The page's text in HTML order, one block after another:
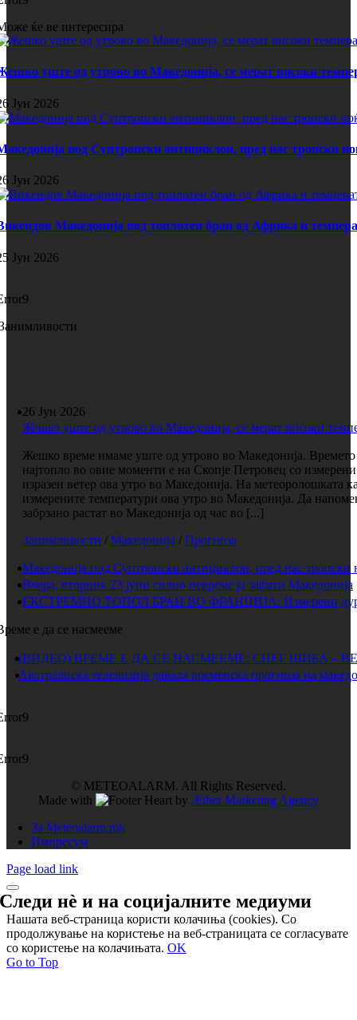
ќе ве интересира
уште од утрово во Македонија, се мерат високи
Јун 2026
под Суптропски антициклон, пред нас тропски
Јун 2026
Македонија под топлотен бран од Африка и
Јун 2026
26 Јун 2026
Жешко уште од утрово во Македонија, се мерат високи
Жешко време имаме уште од утрово во Македонија. Времето
најтопло во овие моменти е на Скопје Петровец со
изразен ветер ова утро во Македонија. На метеоролошката
измерените температури ова утро во Македонија. Да
забрзано растат во Македонија од час во [...]
Занимливости / Македонија / Прогноза
Македонија под Суптропски антициклон, пред нас тропски
Вчера, вторник 23 јуни силно невреме ја зафати Македонија
ЕКСТРЕМНО ТОПОЛ БРАН ВО ФРАНЦИЈА: Измерени дури
е да се насмееме
(ВИДЕО) ВРЕМЕ Е ДА СЕ НАСМЕЕМЕ: СНЕГ ШИБА –
Австралиска телевизија давала временска прогноза на
© METEOALARM. All Rights Reserved.
Made with
by Æther Marketing Agency
За Meteoalarm.mk
Импресум
Page load link
Следи нѐ и насоцијалните медиуми
Нашата веб-страница користи колачиња (cookies). Со
продолжување на користење на веб-страницата се согласувате
со користење на колачињата. OK
Go to Top